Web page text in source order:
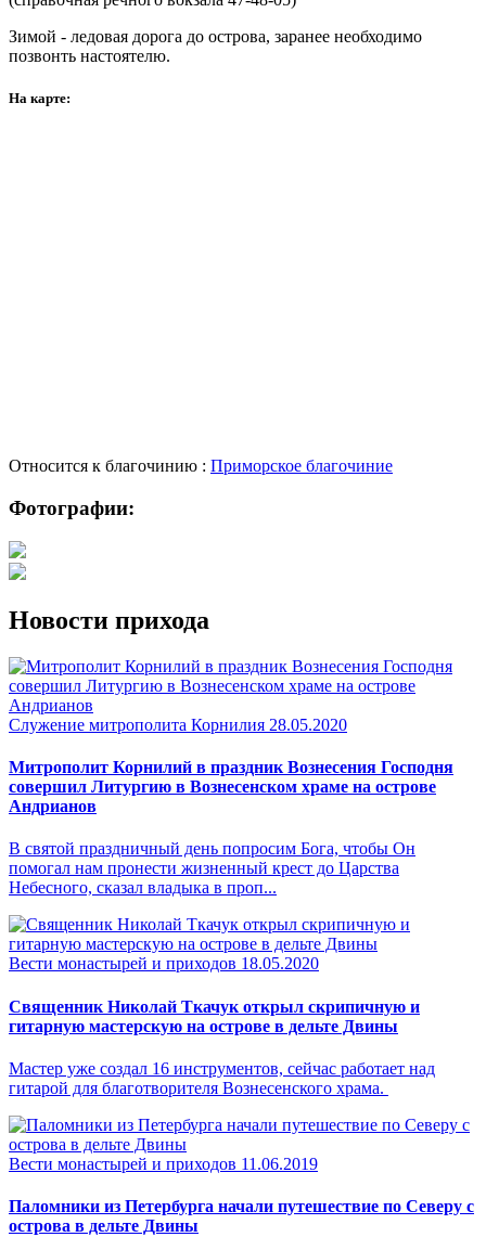
Зимой - ледовая дорога до острова, заранее необходимо
позвонть настоятелю.
На карте:
Относится к благочинию : Приморское благочиние
Фотографии:
Новости прихода
Служение митрополита Корнилия 28.05.2020
Митрополит Корнилий в праздник Вознесения Господня
совершил Литургию в Вознесенском храме на острове
Андрианов
В святой праздничный день попросим Бога, чтобы Он
помогал нам пронести жизненный крест до Царства
Небесного, сказал владыка в проп...
Вести монастырей и приходов 18.05.2020
Священник Николай Ткачук открыл скрипичную и
гитарную мастерскую на острове в дельте Двины
Мастер уже создал 16 инструментов, сейчас работает над
гитарой для благотворителя Вознесенского храма.
Вести монастырей и приходов 11.06.2019
Паломники из Петербурга начали путешествие по Северу с
острова в дельте Двины